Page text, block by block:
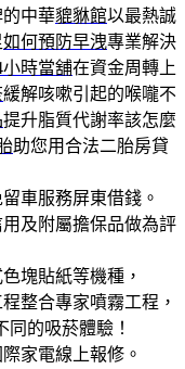
中華貔貅館以最熱誠
如何預防早洩專業解決
小時當舖在資金周轉上
緩解咳嗽引起的喉嚨不
提升脂質代謝率該怎麼
助您用合法二胎房貸
車服務屏東借錢。
及附屬擔保品做為評
塊貼紙等機種，
整合專家噴霧工程，
的吸菸體驗！
家電線上報修。